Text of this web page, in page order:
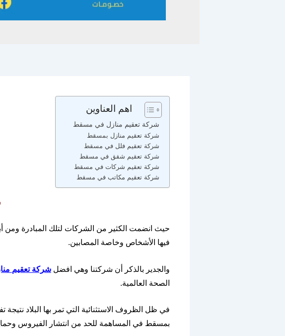
اهم العناوين
شركة تعقيم منازل في مسقط
شركة تعقيم منازل بمسقط
شركة تعقيم فلل في مسقط
شركة تعقيم شقق في مسقط
شركة تعقيم شركات في مسقط
شركة تعقيم مكاتب في مسقط
حيث انضمت الكثير من الشركات لتلك المبادرة ومن
فيها الأشخاص وخاصة المصابين.
والجدير بالذكر أن شركتنا وهي افضل شركة تعقيم
الصحة العالمية.
في ظل الظروف الاستثنائية التي تمر بها البلاد نتيجة
بمسقط في المساهمة للحد من انتشار الفيروس